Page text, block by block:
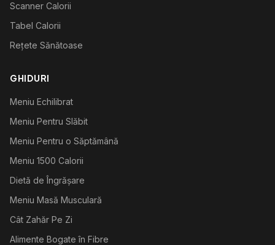
Scanner Calorii
Tabel Calorii
Rețete Sănătoase
GHIDURI
Meniu Echilibrat
Meniu Pentru Slăbit
Meniu Pentru o Săptămână
Meniu 1500 Calorii
Dietă de Îngrășare
Meniu Masă Musculară
Cât Zahăr Pe Zi
Alimente Bogate în Fibre